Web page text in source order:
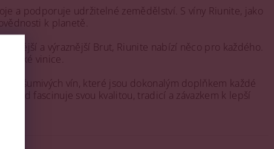
a podporuje udržitelné zemědělství. S víny Riunite, jako
k planetě.
silnější a výraznější Brut, Riunite nabízí něco pro každého.
vinice.
šumivých vín, které jsou dokonalým doplňkem každé
fascinuje svou kvalitou, tradicí a závazkem k lepší